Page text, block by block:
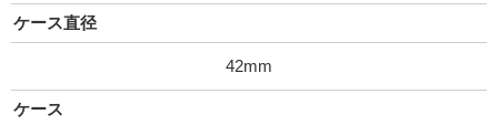
ケース直径
42mm
ケース